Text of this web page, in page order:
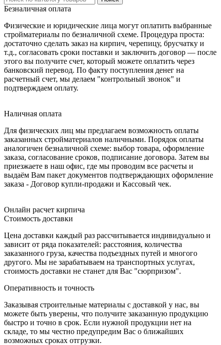
Безналичная оплата
Физические и юридические лица могут оплатить выбранные
стройматериалы по безналичной схеме. Процедура проста:
достаточно сделать заказ на кирпич, черепицу, брусчатку и
т.д., согласовать сроки поставки и заключить договор — после
этого вы получите счет, который можете оплатить через
банковский перевод. По факту поступления денег на
расчетный счет, мы делаем "контрольный звонок" и
подтверждаем оплату.
Наличная оплата
Для физических лиц мы предлагаем возможность оплаты
заказанных стройматериалов наличными. Порядок оплаты
аналогичен безналичной схеме: выбор товара, оформление
заказа, согласование сроков, подписание договора. Затем вы
приезжаете в наш офис, где мы проводим все расчеты и
выдаём Вам пакет документов подтверждающих оформление
заказа - Договор купли-продажи и Кассовый чек.
Онлайн расчет кирпича
Стоимость доставки
Цена доставки каждый раз рассчитывается индивидуально и
зависит от ряда показателей: расстояния, количества
заказанного груза, качества подъездных путей и многого
другого. Мы не зарабатываем на транспортных услугах,
стоимость доставки не станет для Вас "сюрпризом".
Оперативность и точность
Заказывая строительные материалы с доставкой у нас, вы
можете быть уверены, что получите заказанную продукцию
быстро и точно в срок. Если нужной продукции нет на
складе, то мы честно предупредим Вас о ближайших
возможных сроках отгрузки.